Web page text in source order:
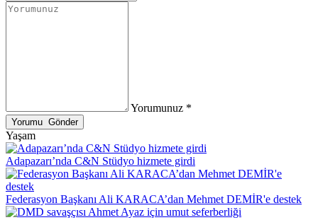
Yorumunuz *
Yaşam
Adapazarı’nda C&N Stüdyo hizmete girdi
Federasyon Başkanı Ali KARACA’dan Mehmet DEMİR'e destek